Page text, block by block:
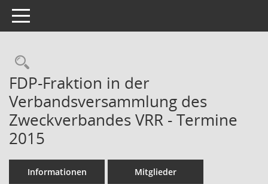
Toggle navigation
Rechercheauswahl
FDP-Fraktion in der
Verbandsversammlung des
Zweckverbandes VRR - Termine
2015
Informationen Mitglieder